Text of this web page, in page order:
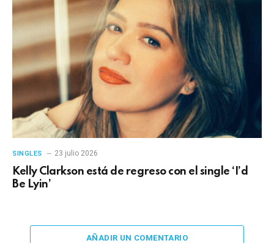
SINGLES 23 julio 2026
Kelly Clarkson está de regreso con el single ‘I’d
Be Lyin’
AÑADIR UN COMENTARIO